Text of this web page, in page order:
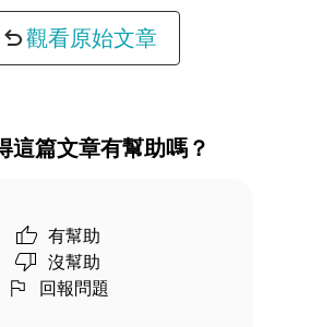
觀看原始文章
這篇文章有幫助嗎？
有幫助
沒幫助
回報問題